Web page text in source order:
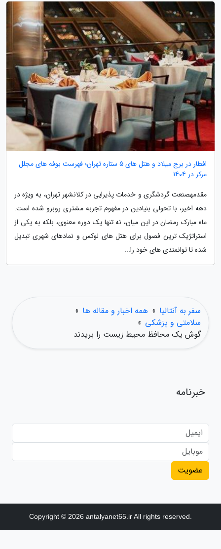
افطار در برج میلاد و هتل های 5 ستاره تهران؛ فهرست بوفه های مجلل
مرکز در 1404
مقدمهصنعت گردشگری و خدمات پذیرایی در کلانشهر تهران، به ویژه در
دهه اخیر، با تحولی بنیادین در مفهوم تجربه مشتری روبرو شده است.
ماه مبارک رمضان در این میان، نه تنها یک دوره معنوی، بلکه به یکی از
استراتژیک ترین فصول برای هتل های لوکس و نمادهای شهری تبدیل
شده تا توانمندی های خود را...
سفر به آنتالیا » همه اخبار و مقاله ها »
سلامتی و پزشکی »
گوش یک محافظ محیط زیست را بریدند
خبرنامه
عضویت
Copyright © 2026 antalyanet65.ir All rights reserved.